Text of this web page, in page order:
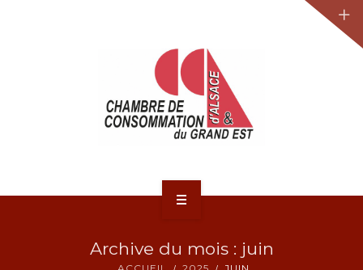
ACTUALITÉSArchive du mois : juin